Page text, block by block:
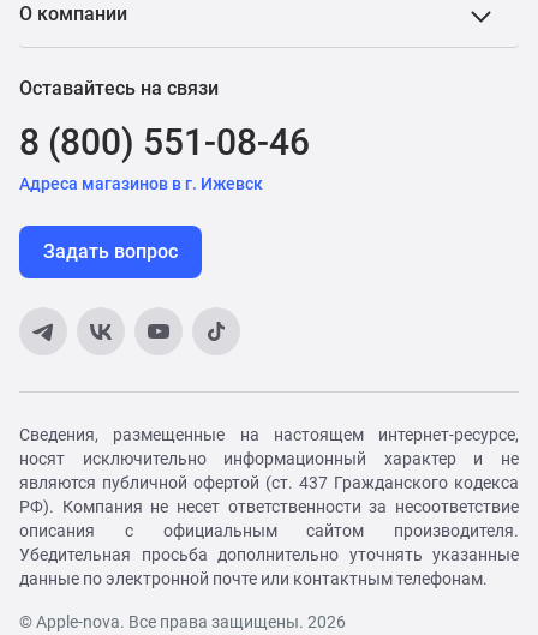
О компании
Оставайтесь на связи
8 (800) 551-08-46
Адреса магазинов в г. Ижевск
Задать вопрос
Сведения, размещенные на настоящем интернет-ресурсе,
носят исключительно информационный характер и не
являются публичной офертой (ст. 437 Гражданского кодекса
РФ). Компания не несет ответственности за несоответствие
описания с официальным сайтом производителя.
Убедительная просьба дополнительно уточнять указанные
данные по электронной почте или контактным телефонам.
© Apple-nova. Все права защищены. 2026